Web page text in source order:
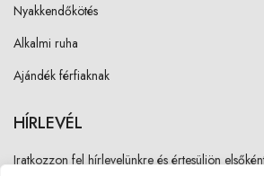
Nyakkendőkötés
Alkalmi ruha
Ajándék férfiaknak
HÍRLEVÉL
Iratkozzon fel hírlevelünkre és értesüljön